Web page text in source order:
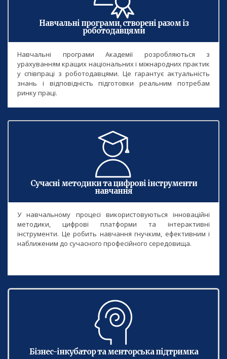
Навчальні програми, створені разом із
роботодавцями
Навчальні програми Академії розробляються з
урахуванням кращих національних і міжнародних практик
у співпраці з роботодавцями. Це гарантує актуальність
знань і відповідність підготовки реальним потребам
ринку праці.
Сучасні методики та цифрові інструменти
навчання
У навчальному процесі використовуються інноваційні
методики, цифрові платформи та інтерактивні
інструменти. Це робить навчання гнучким, ефективним і
наближеним до сучасного професійного середовища.
Бізнес-інкубатор та менторська підтримка